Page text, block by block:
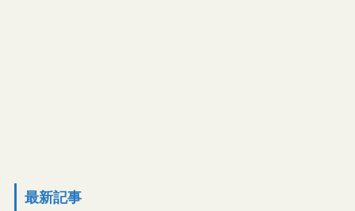
最新記事